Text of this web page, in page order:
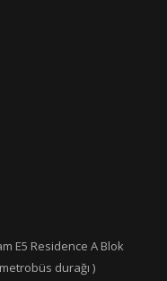
E5 Residence A Blok
durağı )